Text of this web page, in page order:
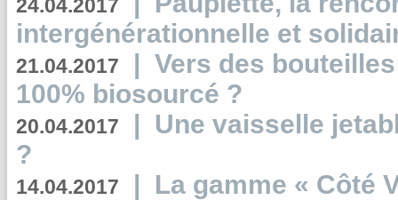
24.04.2017
intergénérationnelle et
21.04.2017 | Vers des
100% biosourcé ?
20.04.2017 | Une vaisselle
?
14.04.2017 | La gamme « Côté